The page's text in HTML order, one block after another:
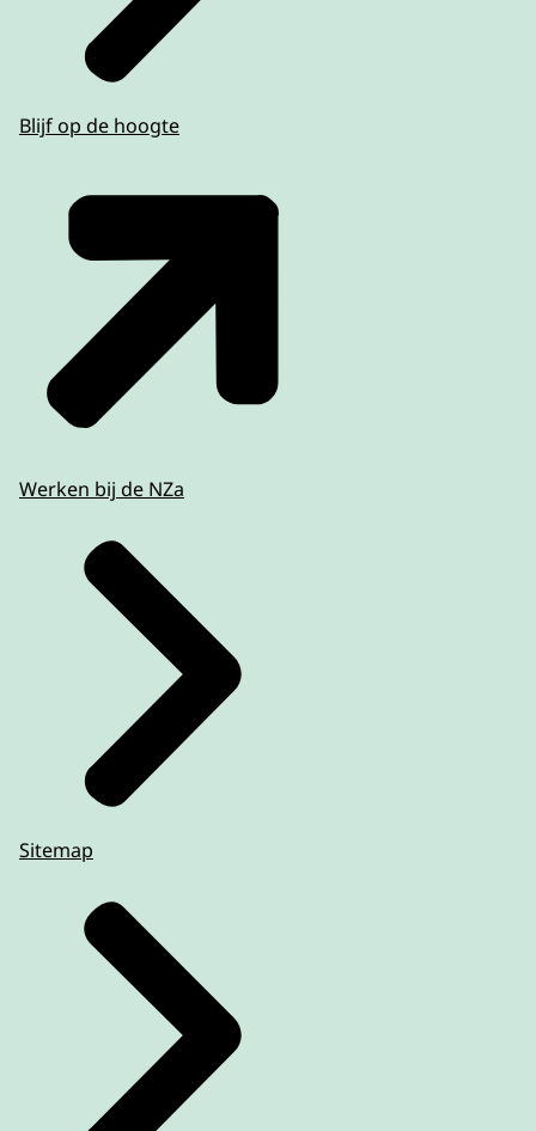
Blijf op de hoogte
Werken bij de NZa
Sitemap